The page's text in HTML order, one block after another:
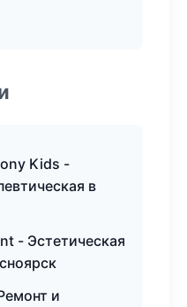
Kids -
в
- Эстетическая
и